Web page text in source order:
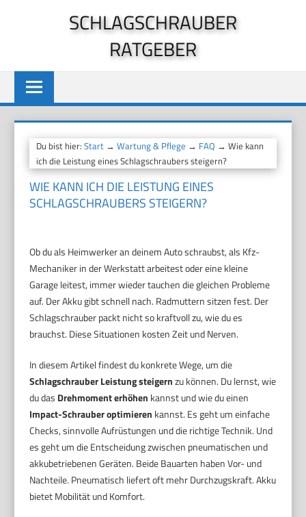
SCHLAGSCHRAUBER
RATGEBER
Du bist hier:Start →Wartung & Pflege → FAQ → Wie kann
ich die Leistung eines Schlagschraubers steigern?
WIE KANN ICH DIE LEISTUNG EINES
SCHLAGSCHRAUBERS STEIGERN?
Ob du als Heimwerker an deinem Auto schraubst, als Kfz-
Mechaniker in der Werkstatt arbeitest oder eine kleine
Garage leitest, immer wieder tauchen die gleichen Probleme
auf. Der Akku gibt schnell nach. Radmuttern sitzen fest. Der
Schlagschrauber packt nicht so kraftvoll zu, wie du es
brauchst. Diese Situationen kosten Zeit und Nerven.
In diesem Artikel findest du konkrete Wege, um die
Schlagschrauber Leistung steigernzu können. Du lernst, wie
du das Drehmoment erhöhen kannst und wie du einen
Impact-Schrauber optimieren kannst. Es geht um einfache
Checks, sinnvolle Aufrüstungen und die richtige Technik. Und
es geht um die Entscheidung zwischen pneumatischen und
akkubetriebenen Geräten. Beide Bauarten haben Vor- und
Nachteile. Pneumatisch liefert oft mehr Durchzugskraft. Akku
bietet Mobilität und Komfort.